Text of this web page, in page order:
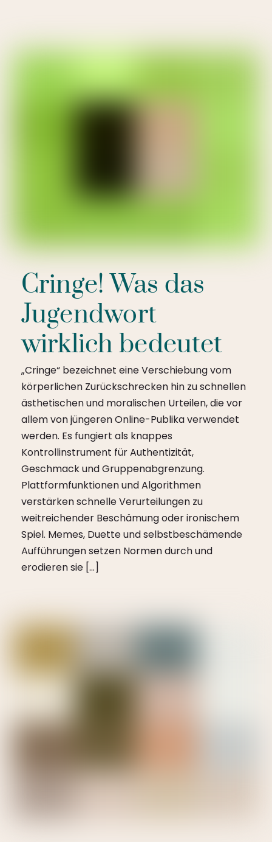
Cringe! Was das
Jugendwort
wirklich bedeutet
„Cringe“ bezeichnet eine Verschiebung vom
körperlichen Zurückschrecken hin zu schnellen
ästhetischen und moralischen Urteilen, die vor
allem von jüngeren Online-Publika verwendet
werden. Es fungiert als knappes
Kontrollinstrument für Authentizität,
Geschmack und Gruppenabgrenzung.
Plattformfunktionen und Algorithmen
verstärken schnelle Verurteilungen zu
weitreichender Beschämung oder ironischem
Spiel. Memes, Duette und selbstbeschämende
Aufführungen setzen Normen durch und
erodieren sie […]